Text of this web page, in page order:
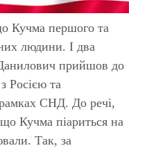
Кучма першого та
людини. І два
прийшов до
Росією та
СНД. До речі,
Кучма піариться на
Так, за